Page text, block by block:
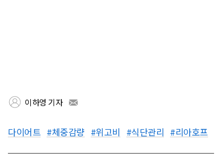
이하영 기자
다이어트 #체중감량 #위고비 #식단관리 #리아호프